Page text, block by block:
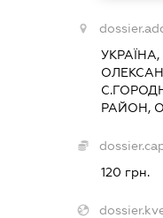
УКРАЇНА,
РАЙОН,
120 грн.